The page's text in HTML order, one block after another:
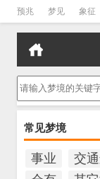
预兆 梦见 象征
孕妇 孩子 吵架
常见梦境
事业 交